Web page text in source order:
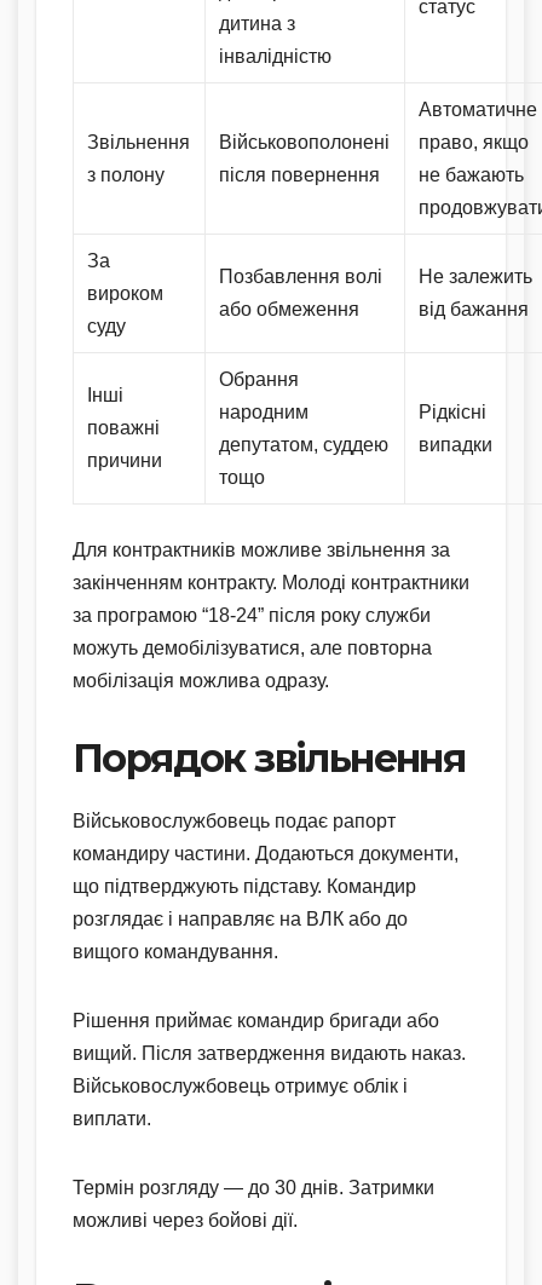
дитина з
інвалідністю
статус
Звільнення
з полону
Військовополонені
після повернення
Автоматичне
право, якщо
не бажають
За
вироком
суду
Позбавлення волі
або обмеження
Не залежить
від бажання
Інші
поважні
причини
Обрання
народним
депутатом, суддею
тощо
Рідкісні
випадки
Для контрактників можливе звільнення за
закінченням контракту. Молоді контрактники
за програмою “18-24” після року служби
можуть демобілізуватися, але повторна
мобілізація можлива одразу.
Порядок звільнення
Військовослужбовець подає рапорт
командиру частини. Додаються документи,
що підтверджують підставу. Командир
розглядає і направляє на ВЛК або до
вищого командування.
Рішення приймає командир бригади або
вищий. Після затвердження видають наказ.
Військовослужбовець отримує облік і
виплати.
Термін розгляду — до 30 днів. Затримки
можливі через бойові дії.